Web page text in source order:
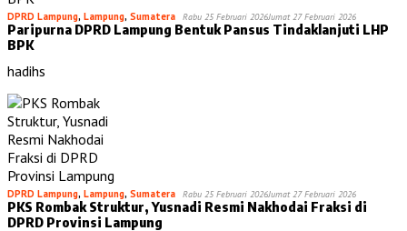
DPRD Lampung, Lampung, Sumatera Rabu 25 Februari 2026Jumat 27 Februari 2026
Paripurna DPRD Lampung Bentuk Pansus Tindaklanjuti LHP
BPK
hadihs
DPRD Lampung, Lampung, Sumatera Rabu 25 Februari 2026Jumat 27 Februari 2026
PKS Rombak Struktur, Yusnadi Resmi Nakhodai Fraksi di
DPRD Provinsi Lampung